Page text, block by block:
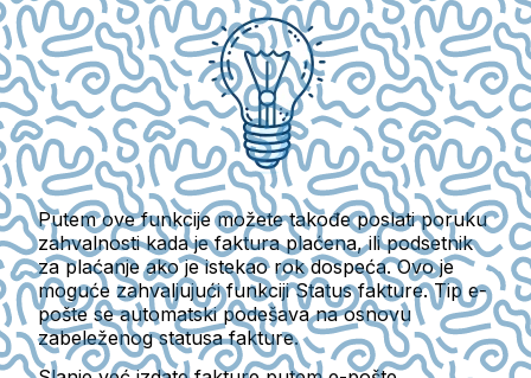
Putem ove funkcije možete takođe poslatiporuku
zahvalnostikada je faktura plaćena, ilipodsetnik
za plaćanjeako je istekao rok dospeća. Ovo je
moguće zahvaljujući funkciji Status fakture. Tip e-
pošte se automatski podešava na osnovu
zabeleženog statusa fakture.